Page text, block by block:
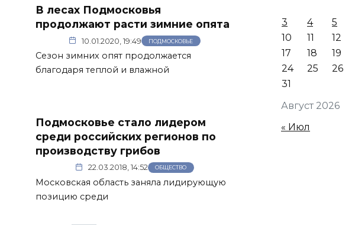
В лесах Подмосковья
продолжают расти зимние опята
10.01.2020, 19:49 ПОДМОСКОВЬЕ
Сезон зимних опят продолжается
благодаря теплой и влажной
Подмосковье стало лидером
среди российских регионов по
производству грибов
22.03.2018, 14:52 ОБЩЕСТВО
Московская область заняла лидирующую
позицию среди
Август 2026
3
4 5
10
11 12
17
18 19
24
25 26
31
« Июл